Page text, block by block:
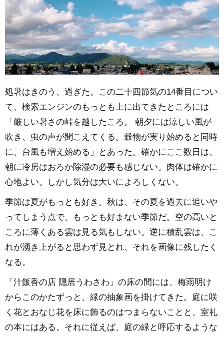
処暑はきのう、過ぎた。この二十四節気の14番目につい
て、検索エンジンのもっとも上に出てきたところには
「厳しい暑さの峠を越したころ。 朝夕には涼しい風が
吹き、虫の声が聞こえてくる。穀物が実り始めると同時
に、台風も増え始める」とあった。確かにここ数日は、
朝に冷房はおろか除湿の必要も感じない。肉体は確かに
心地よい。しかし気分は大いによろしくない。
季節は夏がもっとも好き。秋は、その夏を過去に追いや
ってしまう点で、もっとも好まない季節だ。空の高いと
ころに薄くある雲は見る気もしない。逆に積乱雲は、こ
れが湧き上がると思わず見とれ、それを画像に残したく
なる。
「汁飯香の店 隠居うわさわ」の床の間には、梅雨明け
からこのかたずっと、緑の抽象画を掛けてきた。庭に咲
く花とおなじ花を床に飾るのはつまらないことと、室礼
の本にはある。それに従えば、庭の緑と呼応するような